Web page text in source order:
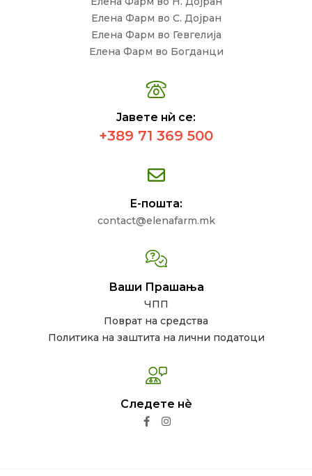
Елена Фарм во С. Дојран
Елена Фарм во Гевгелија
Елена Фарм во Богданци
Јавете нѝ се:
+389 71 369 500
Е-пошта:
contact@elenafarm.mk
Ваши Прашања
ЧПП
Поврат на средства
Политика на заштита на лични податоци
Следете нѐ